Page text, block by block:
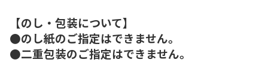
【のし・包装について】
●のし紙のご指定はできません。
●二重包装のご指定はできません。